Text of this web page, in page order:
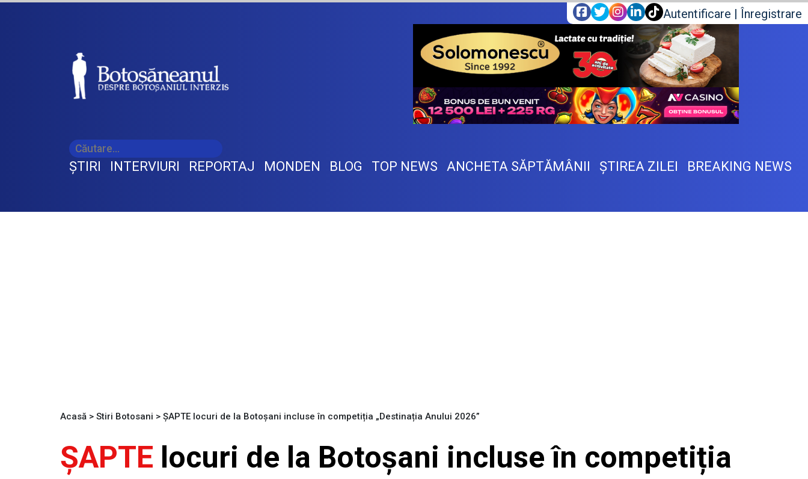
Autentificare | Înregistrare
ŞTIRI INTERVIURI REPORTAJ MONDEN BLOG TOP NEWS ANCHETA SĂPTĂMÂNII ŞTIREA ZILEI BREAKING NEWS
Acasă > Stiri Botosani > ȘAPTE locuri de la Botoșani incluse în competiția „Destinația Anului 2026”
ȘAPTE locuri de la Botoșani incluse în competiția